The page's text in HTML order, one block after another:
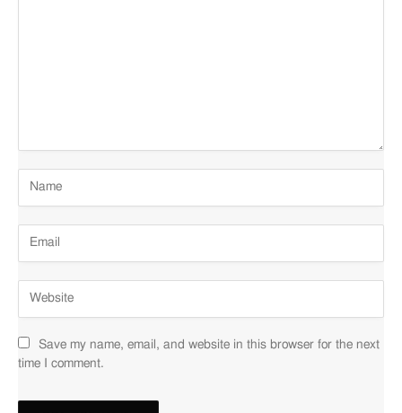
Save my name, email, and website in this browser for the next
time I comment.